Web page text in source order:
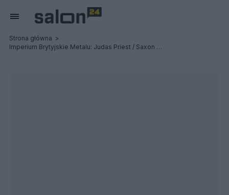
Strona główna
Imperium Brytyjskie Metalu: Judas Priest / Saxon / Uriah Heep - Relacja